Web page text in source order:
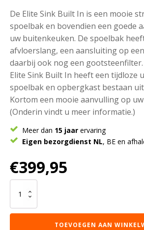
De Elite Sink Built In is een mooie
spoelbak en bovendien een goede
uw buitenkeuken. De spoelbak
afvloerslang, een aansluiting op
daarbij ook nog een
Elite Sink Built In heeft een tijdloze
spoelbak en opbergkast bestaan uit
Kortom een mooie aanvulling op
(Onderin vindt u meer informatie.)
Meer dan 15 jaar ervaring
Eigen bezorgdienst NL, BE en
€399,95
Elite
Sink
Built
TOEVOEGEN AAN